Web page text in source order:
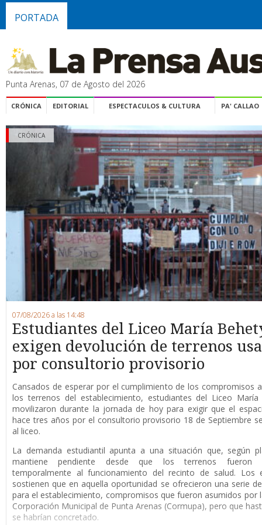
PORTADA
Punta Arenas, 07 de Agosto del 2026
CRÓNICA EDITORIAL ESPECTACULOS & CULTURA PA' CALLAO
CRÓNICA
07/08/2026 a las 14:48
Estudiantes del Liceo María
exigen devolución de terrenos
por consultorio provisorio
Cansados de esperar por el cumplimiento de los compromisos
los terrenos del establecimiento, estudiantes del Liceo
movilizaron durante la jornada de hoy para exigir que el
hace tres años por el consultorio provisorio 18 de Septiembre
al liceo.
La demanda estudiantil apunta a una situación que, según
mantiene pendiente desde que los terrenos fueron
temporalmente al funcionamiento del recinto de salud. Los
sostienen que en aquella oportunidad se ofrecieron una serie
para el establecimiento, compromisos que fueron asumidos por
Corporación Municipal de Punta Arenas (Cormupa), pero que
se habrían concretado.